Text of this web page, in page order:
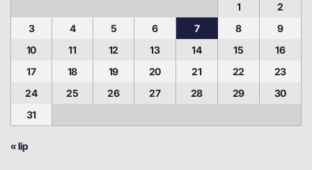
1
2
3
4 5 6 7 8
9
10
11 12 13 14 15
16
17
18 19 20 21 22
23
24
25 26 27 28 29
30
31
« lip